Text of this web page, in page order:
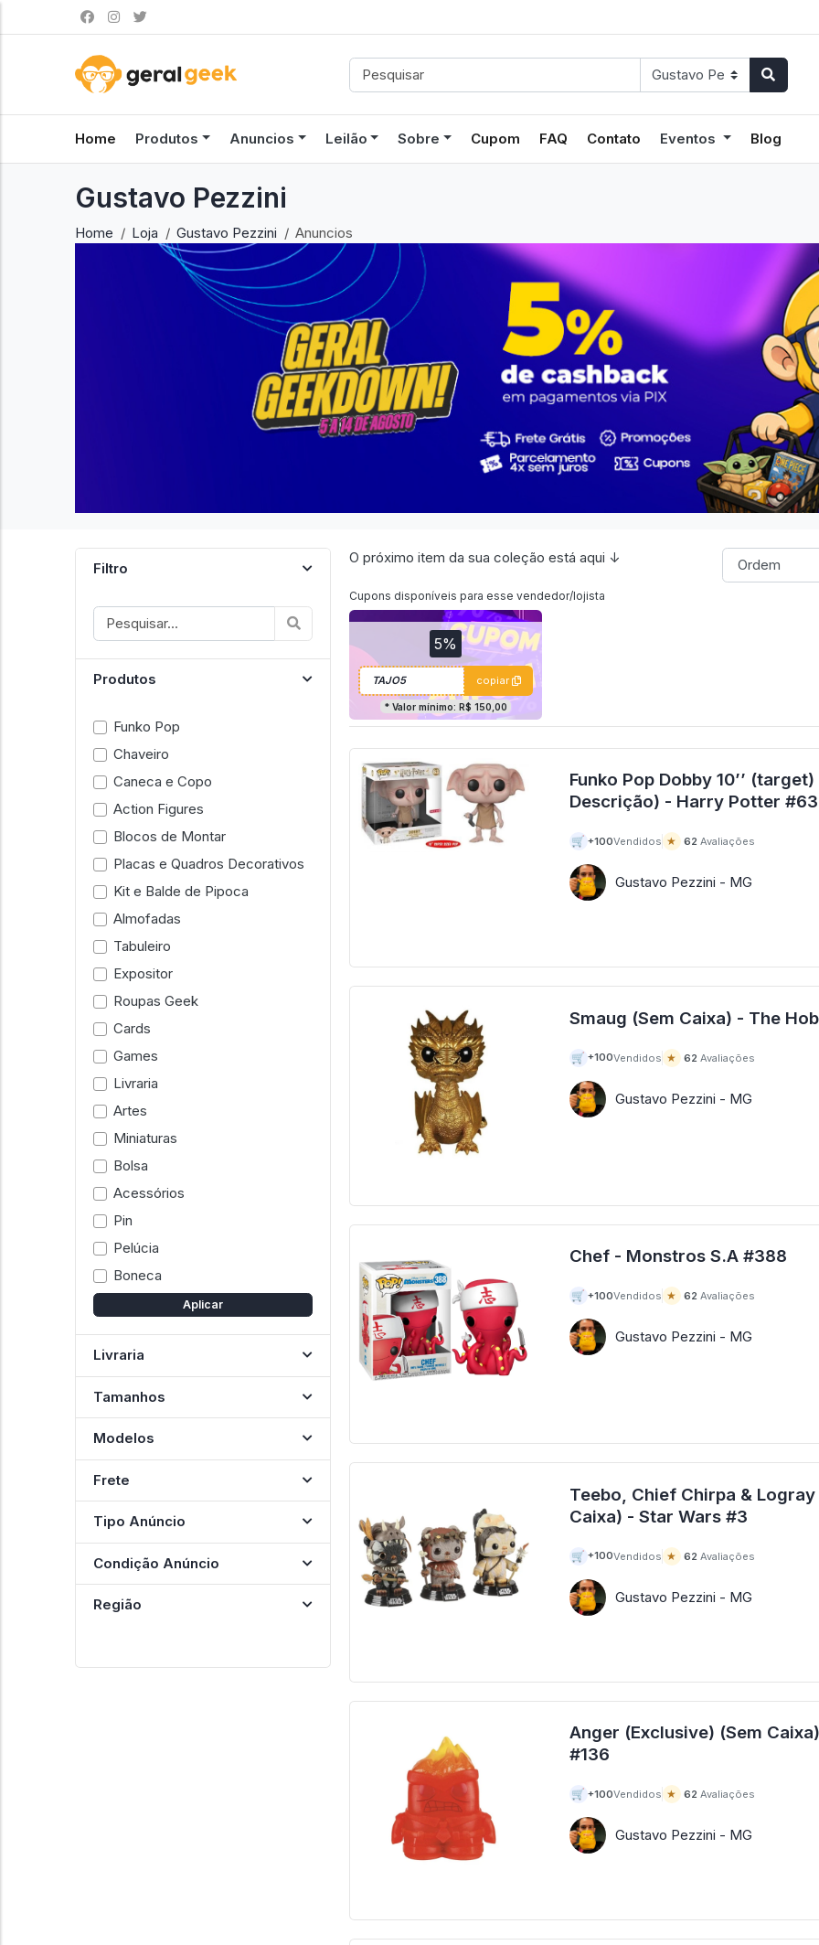
Home Produtos Anuncios Leilão Sobre Cupom FAQ Contato Eventos Blog
Gustavo Pezzini
Home Loja Gustavo Pezzini Anuncios
Filtro
Produtos
Funko Pop
Chaveiro
Caneca e Copo
Action Figures
Blocos de Montar
Placas e Quadros Decorativos
Kit e Balde de Pipoca
Almofadas
Tabuleiro
Expositor
Roupas Geek
Cards
Games
Livraria
Artes
Miniaturas
Bolsa
Acessórios
Pin
Pelúcia
Boneca
Aplicar
Livraria
Tamanhos
Modelos
Frete
Tipo Anúncio
Condição Anúncio
Região
O próximo item da sua coleção está aqui ↓
Cupons disponíveis para esse vendedor/lojista
5%
copiar
* Valor mínimo: R$ 150,00
Funko Pop Dobby 10’’
Descrição) - Harry Potter #63
🛒 +100Vendidos ★ 62 Avaliações
Gustavo Pezzini - MG
🛒 +100Vendidos ★ 62 Avaliações
Gustavo Pezzini - MG
Chef - Monstros S.A #388
🛒 +100Vendidos ★ 62 Avaliações
Gustavo Pezzini - MG
Teebo, Chief Chirpa & Logray
Caixa) - Star Wars #3
🛒 +100Vendidos ★ 62 Avaliações
Gustavo Pezzini - MG
Anger (Exclusive) (Sem
#136
🛒 +100Vendidos ★ 62 Avaliações
Gustavo Pezzini - MG